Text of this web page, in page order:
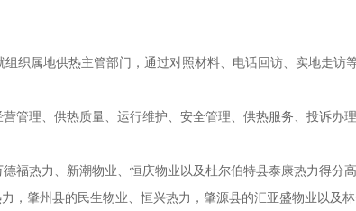
织属地供热主管部门，通过对照材料、电话回访、实地走访
管理、供热质量、运行维护、安全管理、供热服务、投诉办
热力、新潮物业、恒庆物业以及杜尔伯特县泰康热力得分
，肇州县的民生物业、恒兴热力，肇源县的汇亚盛物业以及